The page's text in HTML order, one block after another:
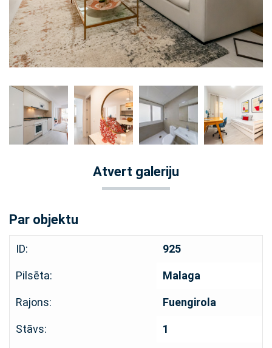
Atvert galeriju
Par objektu
ID: 925
Pilsēta: Malaga
Rajons: Fuengirola
Stāvs: 1